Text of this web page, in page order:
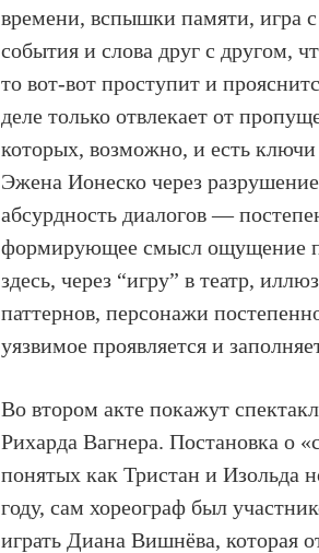
времени, вспышки памяти, игра
события и слова друг с другом,
то вот-вот проступит и
деле только отвлекает от
которых, возможно, и есть ключи
Эжена Ионеско через
абсурдность диалогов —
формирующее смысл ощущение
здесь, через “игру” в театр,
паттернов, персонажи
уязвимое проявляется и
Во втором акте покажут
Рихарда Вагнера. Постановка о
понятых как Тристан и Изольда
году, сам хореограф был
играть Диана Вишнёва, которая